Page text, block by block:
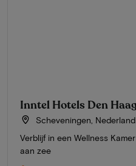
Inntel Hotels Den
Scheveningen, Nederland
Verblijf in een Wellness
aan zee